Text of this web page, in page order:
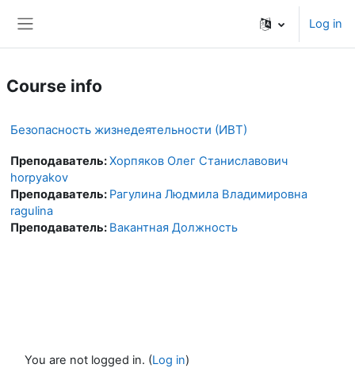
Log in
Course info
Безопасность жизнедеятельности (ИВТ)
Преподаватель:Хорпяков Олег Станиславович
horpyakov
Преподаватель: Рагулина Людмила Владимировна
ragulina
Преподаватель: Вакантная Должность
You are not logged in. (Log in)